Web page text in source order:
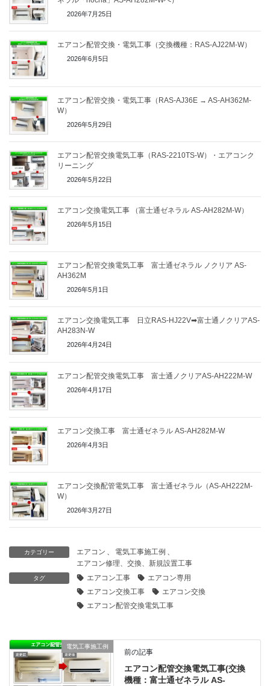
2026年7月25日
エアコン配管交換・電気工事（交換機種：RAS-AJ22M-W）
2026年6月5日
エアコン配管交換・電気工事（RAS-AJ36E → AS-AH362M-
W）
2026年5月29日
エアコン配管交換電気工事（RAS-2210TS-W）・エアコンク
リーニング
2026年5月22日
エアコン交換電気工事 （富士通ゼネラル AS-AH282M-W）
2026年5月15日
エアコン配管交換電気工事 富士通ゼネラル ノクリア AS-
AH362M
2026年5月1日
エアコン交換電気工事 日立RAS-HJ22V➡富士通ノクリアAS-
AH283N-W
2026年4月24日
エアコン配管交換電気工事 富士通ノクリアAS-AH222M-W
2026年4月17日
エアコン交換工事 富士通ゼネラル AS-AH282M-W
2026年4月3日
エアコン交換配管電気工事 富士通ゼネラル（AS-AH222M-
W）
2026年3月27日
カテゴリー エアコン 、 電気工事施工例 、
エアコン修理、交換、新規設置工事
タグ エアコン工事
エアコン専用
エアコン交換工事
エアコン交換
エアコン配管交換電気工事
電気工事施工例
前の記事
エアコン配管交換電気工事(交換
機種：富士通ゼネラル AS-